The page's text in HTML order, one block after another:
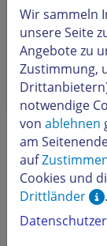
Wie kann ich
meiner
Wie kann ich
Wir sammeln
unsere Seite
Angebote zu
Zustimmung,
notwendige
von ablehnen
am
auf
Cookies und
Drittländer
.